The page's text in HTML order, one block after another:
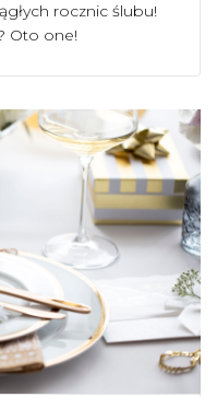
rocznic ślubu!
Oto one!